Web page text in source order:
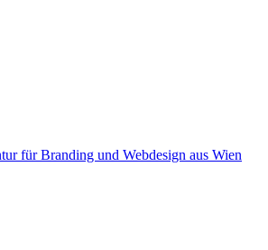
für Branding und Webdesign aus Wien